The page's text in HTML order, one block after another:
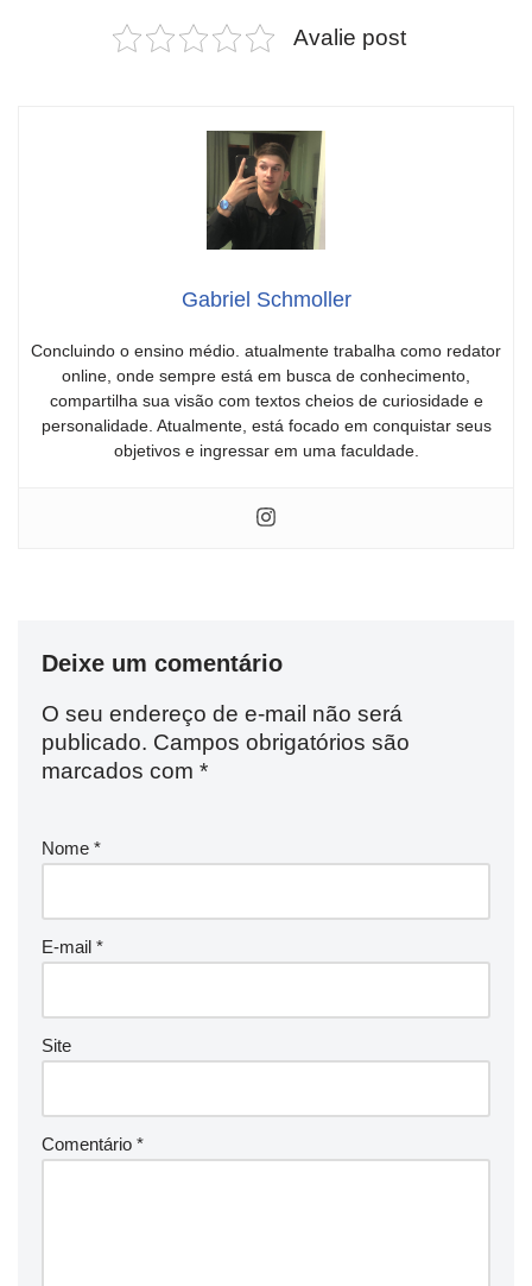
Avalie post
Gabriel Schmoller
Concluindo o ensino médio. atualmente trabalha como redator
online, onde sempre está em busca de conhecimento,
compartilha sua visão com textos cheios de curiosidade e
personalidade. Atualmente, está focado em conquistar seus
objetivos e ingressar em uma faculdade.
Deixe um comentário
O seu endereço de e-mail não será
publicado. Campos obrigatórios são
marcados com *
Nome *
E-mail *
Site
Comentário *